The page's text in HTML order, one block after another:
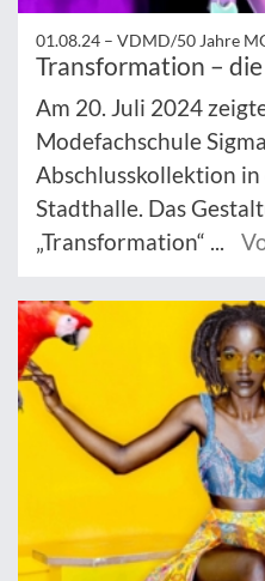
01.08.24 – VDMD/50 Jahre
Transformation –
Am 20. Juli 2024
Modefachschule
Abschlusskollektion
Stadthalle. Das
„Transformation“ ...